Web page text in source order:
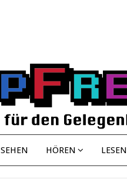
SEHEN HÖREN LESEN